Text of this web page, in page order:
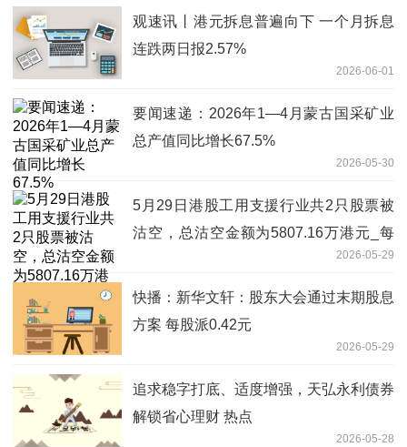
观速讯丨港元拆息普遍向下 一个月拆息
连跌两日报2.57%
2026-06-01
要闻速递：2026年1—4月蒙古国采矿业
总产值同比增长67.5%
2026-05-30
5月29日港股工用支援行业共2只股票被
沽空，总沽空金额为5807.16万港元_每
2026-05-29
快播：新华文轩：股东大会通过末期股息
方案 每股派0.42元
2026-05-29
追求稳字打底、适度增强，天弘永利债券
解锁省心理财 热点
2026-05-28